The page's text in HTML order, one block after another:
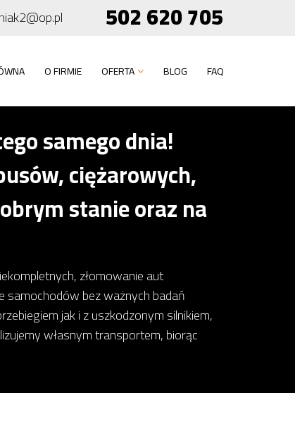
502 620 705
O FIRMIE OFERTA BLOG FAQ
samego dnia!
ciężarowych,
stanie oraz na
złomowanie aut
samochodów bez ważnych badań
jak i z uszkodzonym silnikiem,
własnym transportem, biorąc